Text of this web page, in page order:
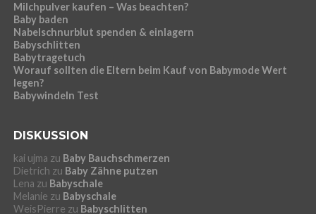
Milchpulver kaufen – Was beachten?
Baby baden
Nabelschnurblut spenden & einlagern
Babyschlitten
Babytragetuch
Worauf sollten die Eltern beim Kauf von Babymode Wert
legen?
Babywindeln Test
DISKUSSION
kai ujma zu Baby Bauchschmerzen
Dietrich zu Baby Zähne putzen
Lena zu Babyschale
Melanie zu Babyschale
WeisPierre zu Babyschlitten